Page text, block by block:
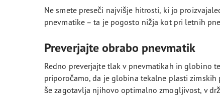
Ne smete preseči najvišje hitrosti, ki jo
pnevmatike – ta je pogosto nižja kot pri letnih
Preverjajte obrabo pnevmatik
Redno preverjajte tlak v pnevmatikah in globino
priporočamo, da je globina tekalne plasti zimskih
še zagotavlja njihovo optimalno zmogljivost, v